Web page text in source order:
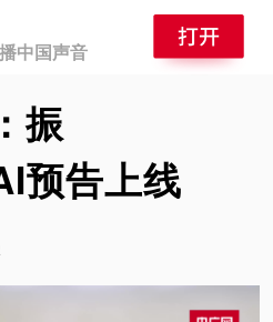
中国声音
振
预告上线